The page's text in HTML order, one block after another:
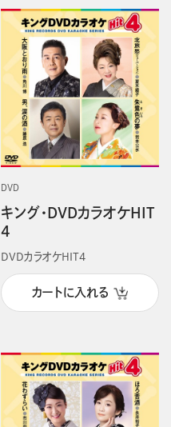
DVD
キング・DVDカラオケHIT
4
DVDカラオケHIT4
カートに入れる